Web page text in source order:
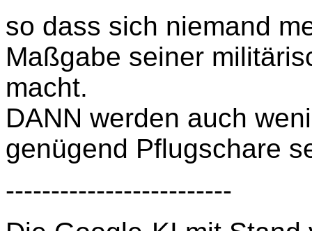
so dass sich niemand
Maßgabe seiner
macht.
DANN werden auch
genügend Pflugschare
-------------------------